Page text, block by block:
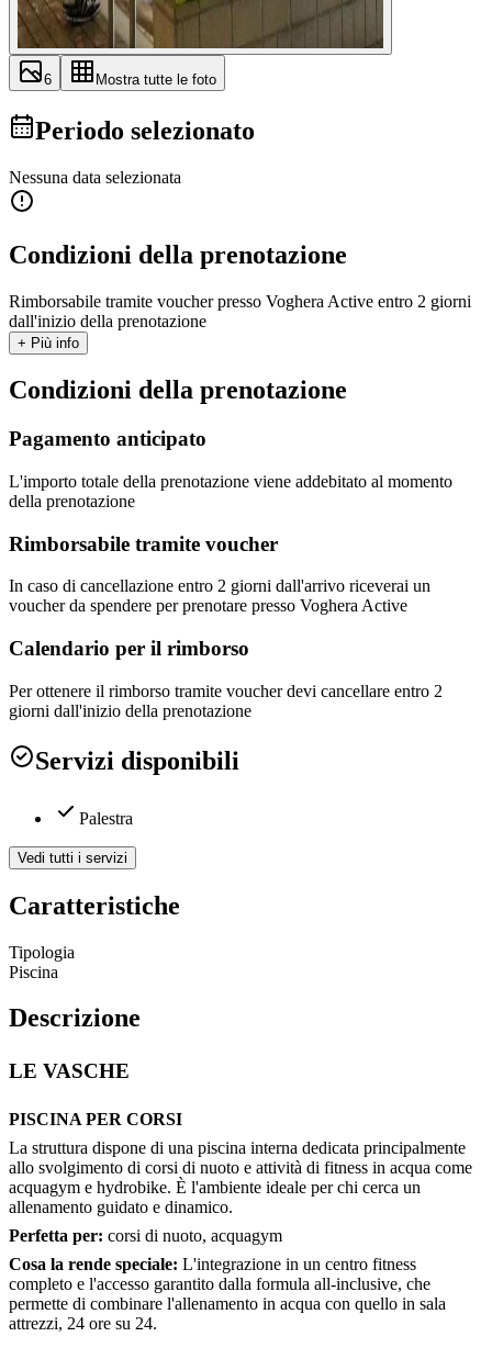
6 Mostra tutte le foto
Periodo selezionato
Nessuna data selezionata
Condizioni della prenotazione
Rimborsabile tramite voucher presso Voghera Active entro 2 giorni
dall'inizio della prenotazione
+ Più info
Condizioni della prenotazione
Pagamento anticipato
L'importo totale della prenotazione viene addebitato al momento
della prenotazione
Rimborsabile tramite voucher
In caso di cancellazione entro 2 giorni dall'arrivo riceverai un
voucher da spendere per prenotare presso Voghera Active
Calendario per il rimborso
Per ottenere il rimborso tramite voucher devi cancellare entro 2
giorni dall'inizio della prenotazione
Servizi disponibili
Palestra
Vedi tutti i servizi
Caratteristiche
Tipologia
Piscina
Descrizione
LE VASCHE
PISCINA PER CORSI
La struttura dispone di una piscina interna dedicata principalmente
allo svolgimento di corsi di nuoto e attività di fitness in acqua come
acquagym e hydrobike. È l'ambiente ideale per chi cerca un
allenamento guidato e dinamico.
Perfetta per: corsi di nuoto, acquagym
Cosa la rende speciale: L'integrazione in un centro fitness
completo e l'accesso garantito dalla formula all-inclusive, che
permette di combinare l'allenamento in acqua con quello in sala
attrezzi, 24 ore su 24.